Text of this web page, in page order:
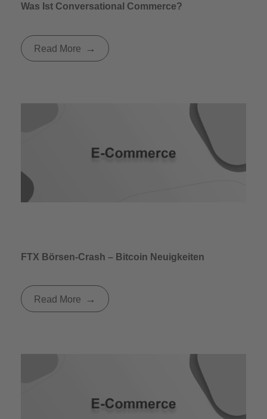
Was Ist Conversational Commerce?
Read More
FTX Börsen-Crash – Bitcoin Neuigkeiten
Read More